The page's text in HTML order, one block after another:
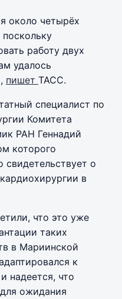
около четырёх
работу двух
удалось
пишет ТАСС.
специалист по
Комитета
РАН Геннадий
которого
свидетельствует о
в
что это уже
таких
в Мариинской
к
надеется, что
ожидания